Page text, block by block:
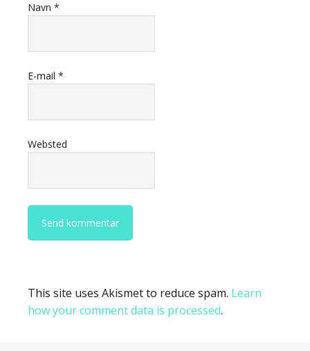
Navn *
E-mail *
Websted
This site uses Akismet to reduce spam. Learn
how your comment data is processed.